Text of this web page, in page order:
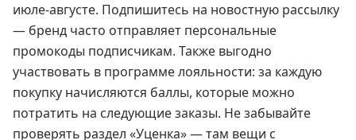
июле-августе. Подпишитесь на новостную рассылку
— бренд часто отправляет персональные
промокоды подписчикам. Также выгодно
участвовать в программе лояльности: за каждую
покупку начисляются баллы, которые можно
потратить на следующие заказы. Не забывайте
проверять раздел «Уценка» — там вещи с